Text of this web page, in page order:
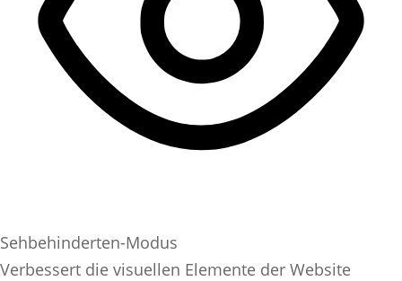
Sehbehinderten-Modus
Verbessert die visuellen Elemente der Website